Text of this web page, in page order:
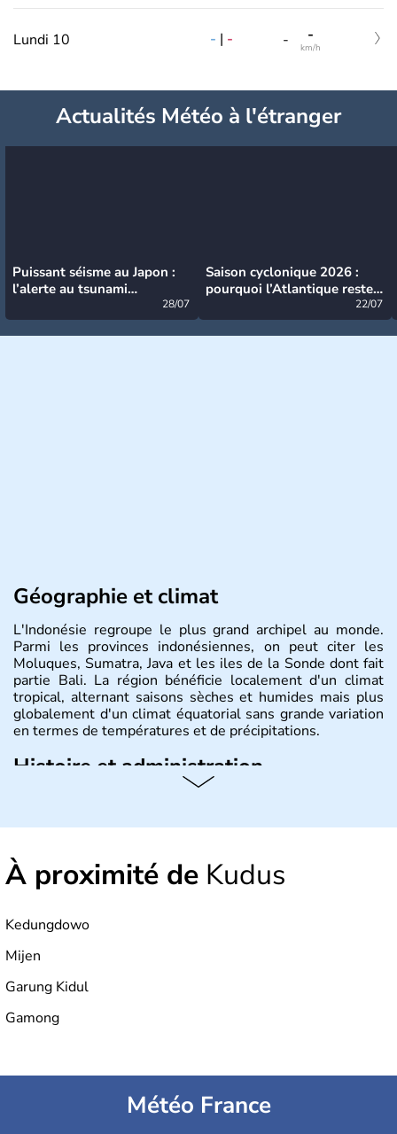
Lundi 10 - | - - -
km/h
Actualités Météo à l'étranger
Puissant séisme au Japon :
l’alerte au tsunami
28/07
Saison cyclonique 2026 :
pourquoi l’Atlantique reste
22/07
Géographie et climat
L'Indonésie regroupe le plus grand archipel au monde.
Parmi les provinces indonésiennes, on peut citer les
Moluques, Sumatra, Java et les iles de la Sonde dont fait
partie Bali. La région bénéficie localement d'un climat
tropical, alternant saisons sèches et humides mais plus
globalement d'un climat équatorial sans grande variation
en termes de températures et de précipitations.
Histoire et administration
6000 sont habitées. C'est en 1945 que son
200 millions d'habitants, élevés dans le respect des
cultures et le culte du corps, notamment au travers des
À proximité de Kudus
Kedungdowo
Mijen
Garung Kidul
Gamong
Météo France